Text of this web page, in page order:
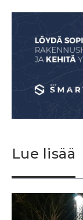
Lue lisää